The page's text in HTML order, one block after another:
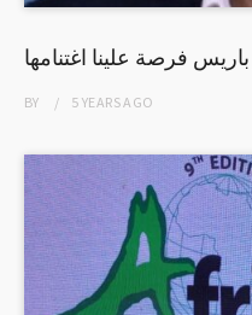
فرصة علينا اغتنامها
BY 5 YEARSAGO